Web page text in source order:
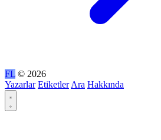
FL © 2026
Yazarlar Etiketler Ara Hakkında